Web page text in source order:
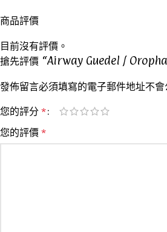
商品評價
目前沒有評價。
搶先評價 “Airway Guedel /
發佈留言必須填寫的電子郵件地址不會
您的評分 *
您的評價 *